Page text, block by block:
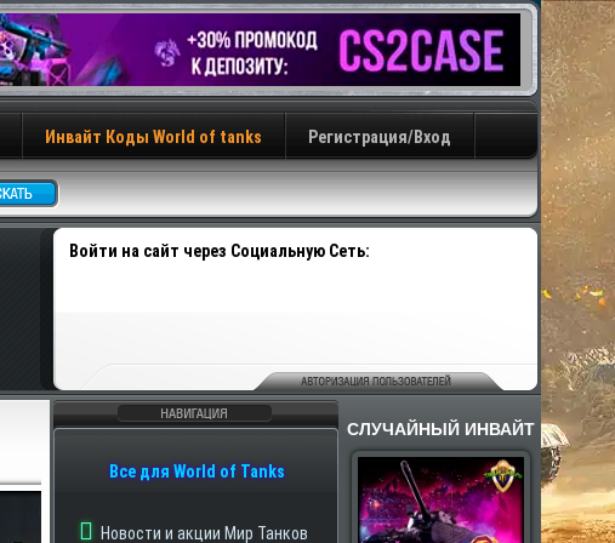
Инвайт Коды World of tanks Регистрация/Вход
Войти на сайт через Социальную Сеть:
СЛУЧАЙНЫЙ ИНВАЙТ
Навигация
Все для World of Tanks
Новости и акции Мир Танков